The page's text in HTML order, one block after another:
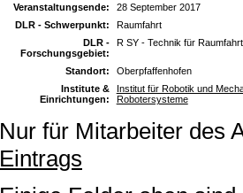
Veranstaltungsende:
28 September 2017
DLR - Schwerpunkt:
Raumfahrt
DLR -
Forschungsgebiet:
R SY - Technik für
Standort:
Oberpfaffenhofen
Institute &
Einrichtungen:
Institut für Robotik und
Robotersysteme
Nur für Mitarbeiter des
Eintrags